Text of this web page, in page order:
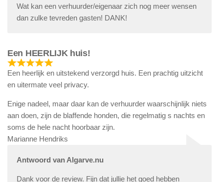
Wat kan een verhuurder/eigenaar zich nog meer wensen
dan zulke tevreden gasten! DANK!
Een HEERLIJK huis!
Een heerlijk en uitstekend verzorgd huis. Een prachtig uitzicht
en uitermate veel privacy.
Enige nadeel, maar daar kan de verhuurder waarschijnlijk niets
aan doen, zijn de blaffende honden, die regelmatig s nachts en
soms de hele nacht hoorbaar zijn.
Marianne Hendriks
Antwoord van Algarve.nu
Dank voor de review. Fijn dat jullie het goed hebben